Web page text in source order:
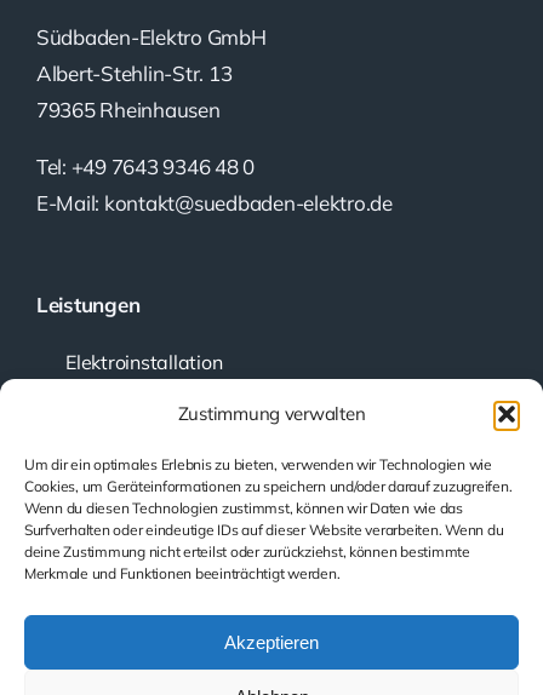
Zustimmung verwalten
Um dir ein optimales Erlebnis zu bieten, verwenden wir Technologien wie
Cookies, um Geräteinformationen zu speichern und/oder darauf zuzugreifen.
Wenn du diesen Technologien zustimmst, können wir Daten wie das
Surfverhalten oder eindeutige IDs auf dieser Website verarbeiten. Wenn du
deine Zustimmung nicht erteilst oder zurückziehst, können bestimmte
Merkmale und Funktionen beeinträchtigt werden.
Akzeptieren
Südbaden-Elektro GmbH
Albert-Stehlin-Str. 13
79365 Rheinhausen
Tel: +49 7643 9346 48 0
E-Mail: kontakt@suedbaden-elektro.de
Leistungen
Elektroinstallation
Prüfung elektrischer Anlagen
Smarthome
Beleuchtung
PV-Batteriespeicher
Rechtliche Hinweise